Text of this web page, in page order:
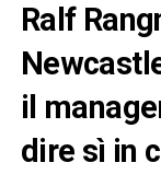
Ralf
il
dire sì in